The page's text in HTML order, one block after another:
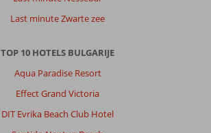
Last minute Zwarte zee
TOP 10 HOTELS BULGARIJE
Aqua Paradise Resort
Effect Grand Victoria
DIT Evrika Beach Club Hotel